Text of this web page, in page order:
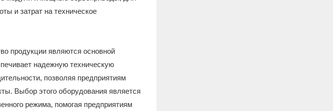
и затрат на техническое
продукции являются основной
надежную техническую
позволяя предприятиям
Выбор этого оборудования является
режима, помогая предприятиям